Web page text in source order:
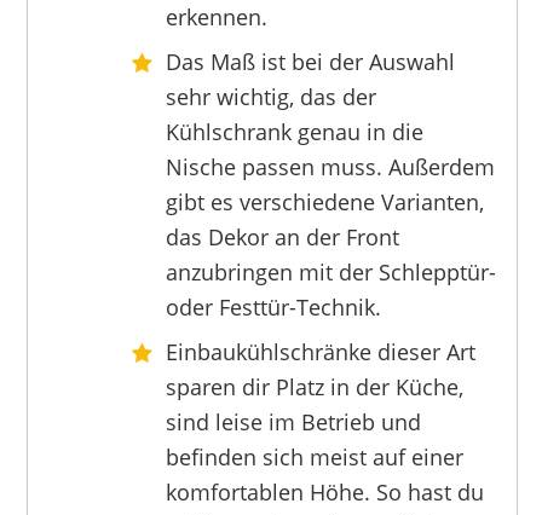
BOMANN
279,00 €249,00 €*
erkennen.
Das Maß ist bei der Auswahl
sehr wichtig, das der
Kühlschrank genau in die
Nische passen muss. Außerdem
gibt es verschiedene Varianten,
das Dekor an der Front
anzubringen mit der Schlepptür-
oder Festtür-Technik.
Einbaukühlschränke dieser Art
sparen dir Platz in der Küche,
sind leise im Betrieb und
befinden sich meist auf einer
komfortablen Höhe. So hast du